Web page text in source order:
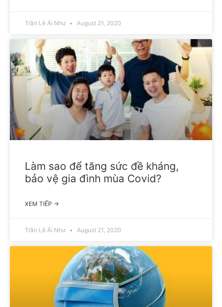
Trần Lê Ái Như August 21, 2020
Làm sao để tăng sức đề kháng,
bảo vệ gia đình mùa Covid?
XEM TIẾP →
Trần Lê Ái Như August 21, 2020